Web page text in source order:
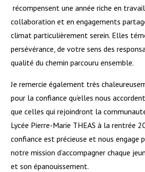
récompensent une année riche en
collaboration et en engagements
climat particulièrement serein. Elles
persévérance, de votre sens des
qualité du chemin parcouru ensemble.
Je remercie également très
pour la confiance qu’elles nous
que celles qui rejoindront la
Lycée Pierre-Marie THEAS à la rentrée
confiance est précieuse et nous engage
notre mission d’accompagner chaque
et son épanouissement.